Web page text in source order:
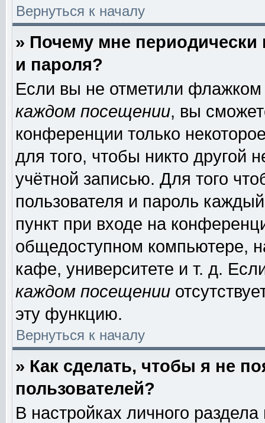
Вернуться к началу
» Почему мне
и пароля?
Если вы не отметили флажком
каждом посещении, вы
конференции только
для того, чтобы никто другой
учётной записью. Для того
пользователя и пароль
пункт при входе на
общедоступном компьютере,
кафе, университете и т. д.
каждом посещении
эту функцию.
Вернуться к началу
» Как сделать, чтобы я не
пользователей?
В настройках личного